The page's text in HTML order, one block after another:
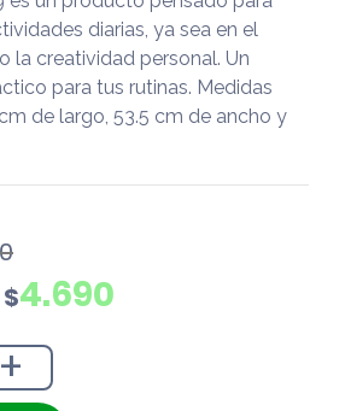
diarias, ya sea en el
la creatividad personal. Un
para tus rutinas. Medidas
de largo, 53.5 cm de ancho y
$4.690
+